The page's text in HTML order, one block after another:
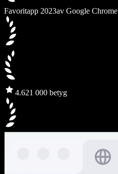
Favoritapp 2023av Google Chrome
4.621 000 betyg